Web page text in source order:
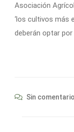
Asociación
‘los cultivos más
deberán optar por
Sin